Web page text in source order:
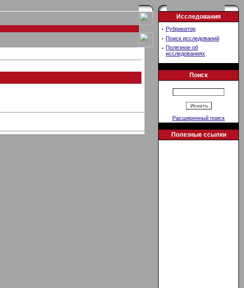
Исследования
· Рубрикатор
· Поиск исследований
· Полезное об
исследованиях
Поиск
Расширенный поиск
Полезные ссылки